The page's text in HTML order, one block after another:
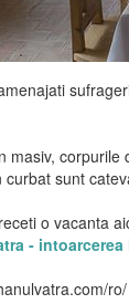
masiv,
sunt
o vacanta
-
ro/